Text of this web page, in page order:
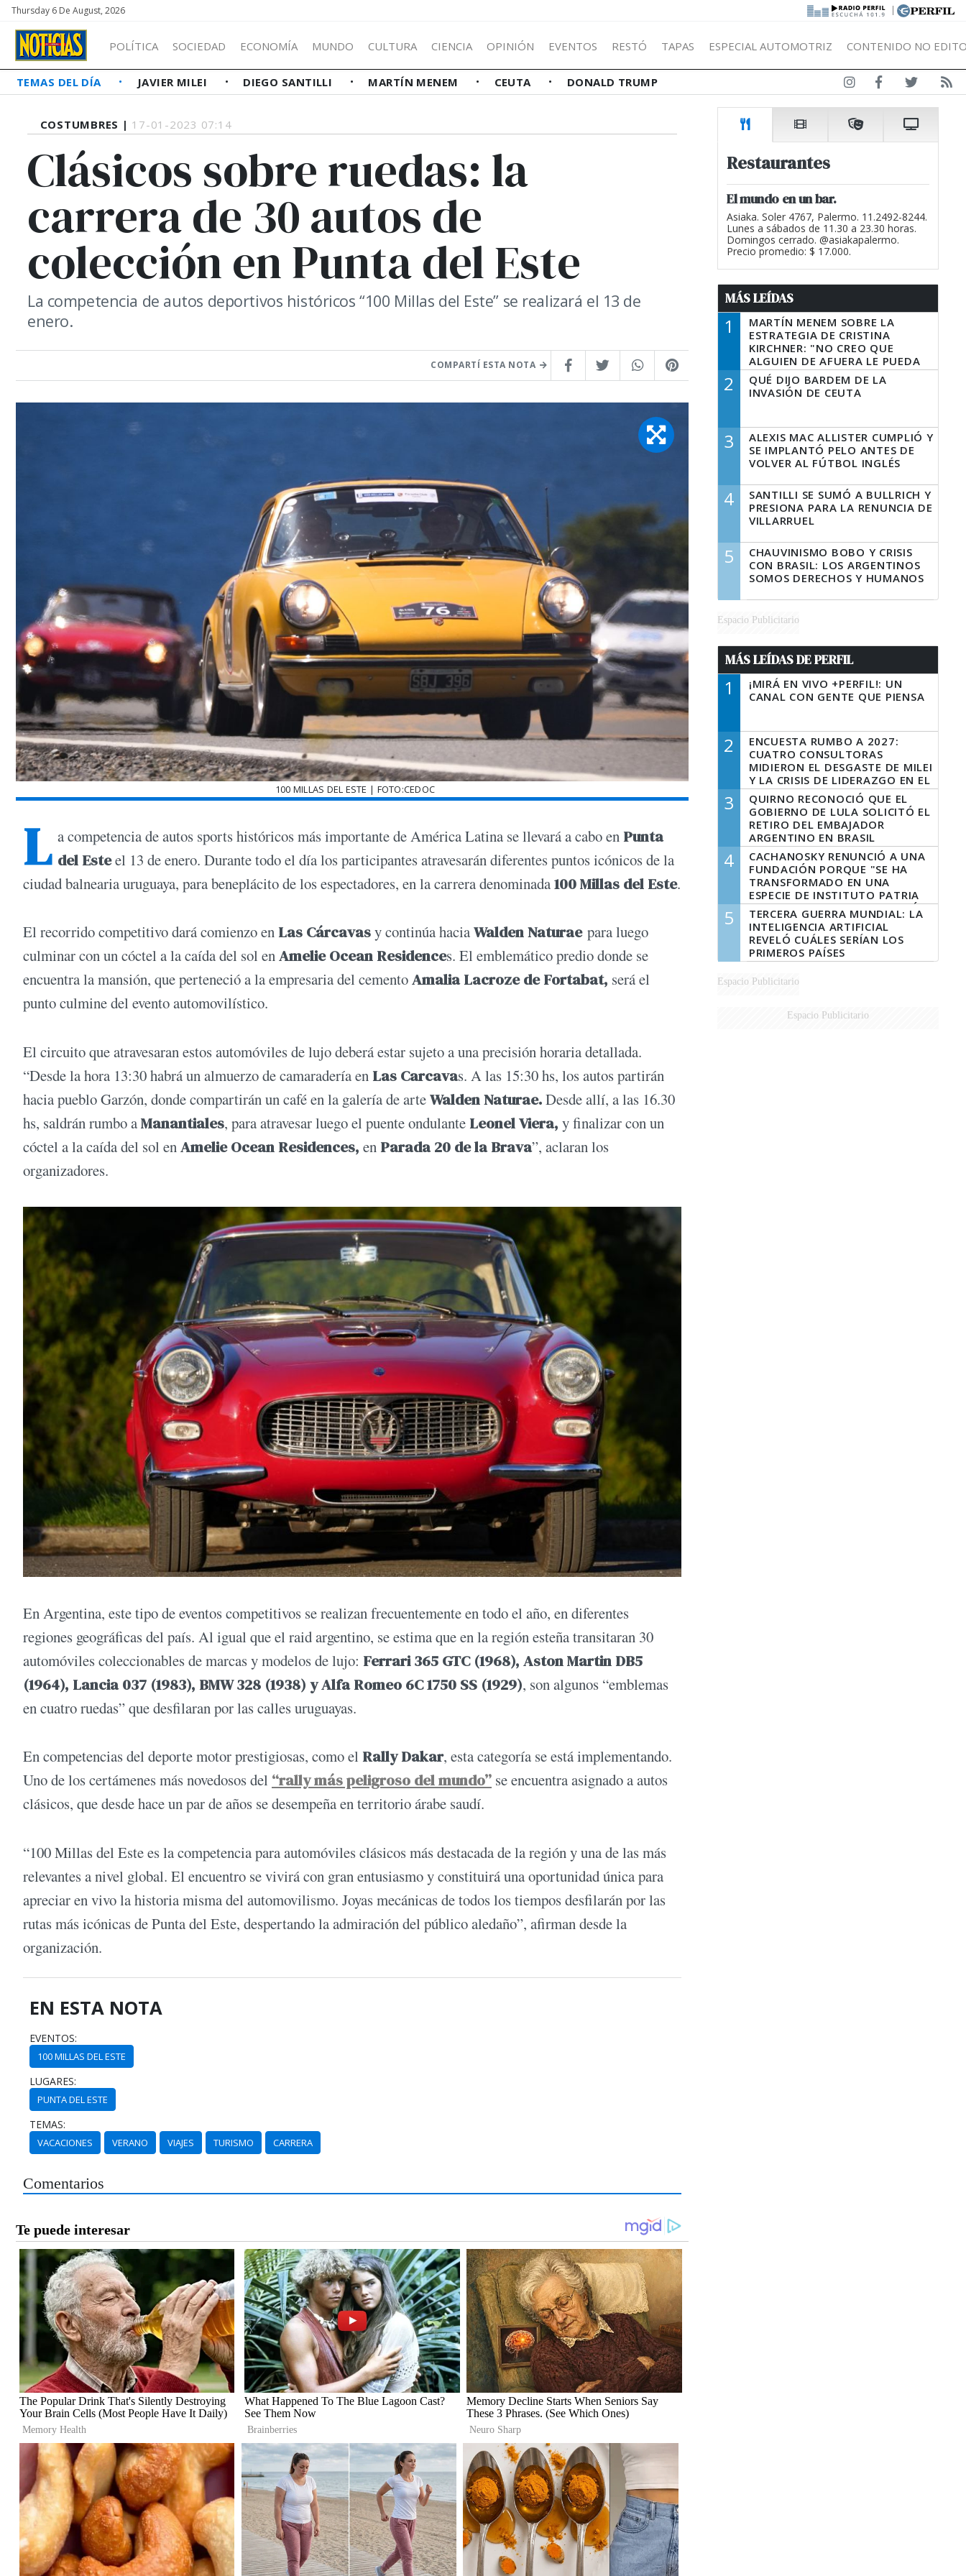
Thursday 6 De August, 2026 |
POLÍTICA SOCIEDAD ECONOMÍA MUNDO CULTURA CIENCIA OPINIÓN EVENTOS RESTÓ TAPAS ESPECIAL AUTOMOTRIZ CONTENIDO NO
TEMAS DEL DÍA JAVIER MILEI DIEGO SANTILLI MARTÍN MENEM CEUTA DONALD TRUMP
COSTUMBRES | 17-01-2023 07:14
Clásicos sobre ruedas: la
carrera de 30 autos de
colección en Punta del Este
La competencia de autos deportivos históricos “100 Millas del Este” se realizará el 13 de
enero.
COMPARTÍ ESTA NOTA
100 MILLAS DEL ESTE | FOTO:CEDOC
L a competencia de autos sports históricos más importante de América Latina se llevará a cabo en Punta
del Esteel 13 de enero. Durante todo el día los participantes atravesarán diferentes puntos icónicos de la
ciudad balnearia uruguaya, para beneplácito de los espectadores, en la carrera denominada100 Millas del Este.
El recorrido competitivo dará comienzo en Las Cárcavasy continúa haciaWalden Naturaepara luego
culminar con un cóctel a la caída del sol enAmelie Ocean Residences. El emblemático predio donde se
encuentra la mansión, que perteneció a la empresaria del cementoAmalia Lacroze de Fortabat, será el
punto culmine del evento automovilístico.
El circuito que atravesaran estos automóviles de lujo deberá estar sujeto a una precisión horaria detallada.
“Desde la hora 13:30 habrá un almuerzo de camaradería en Las Carcavas. A las 15:30 hs, los autos partirán
hacia pueblo Garzón, donde compartirán un café en la galería de arteWalden Naturae.Desde allí, a las 16.30
hs, saldrán rumbo aManantiales, para atravesar luego el puente ondulante Leonel Viera, y finalizar con un
cóctel a la caída del sol enAmelie Ocean Residences, en Parada 20 de la Brava”, aclaran los
organizadores.
En Argentina, este tipo de eventos competitivos se realizan frecuentemente en todo el año, en diferentes
regiones geográficas del país. Al igual que el raid argentino, se estima que en la región esteña transitaran 30
automóviles coleccionables de marcas y modelos de lujo: Ferrari 365 GTC (1968), Aston Martin DB5
(1964), Lancia 037 (1983), BMW 328 (1938) y Alfa Romeo 6C 1750 SS (1929), son algunos “emblemas
en cuatro ruedas” que desfilaran por las calles uruguayas.
En competencias del deporte motor prestigiosas, como el Rally Dakar, esta categoría se está implementando.
Uno de los certámenes más novedosos del “rally más peligroso del mundo” se encuentra asignado a autos
clásicos, que desde hace un par de años se desempeña en territorio árabe saudí.
“100 Millas del Este es la competencia para automóviles clásicos más destacada de la región y una de las más
relevantes a nivel global. El encuentro se vivirá con gran entusiasmo y constituirá una oportunidad única para
apreciar en vivo la historia misma del automovilismo. Joyas mecánicas de todos los tiempos desfilarán por las
rutas más icónicas de Punta del Este, despertando la admiración del público aledaño”, afirman desde la
organización.
EN ESTA NOTA
EVENTOS:
100 MILLAS DEL ESTE
LUGARES:
PUNTA DEL ESTE
TEMAS:
VACACIONES VERANO VIAJES TURISMO CARRERA
Comentarios
Restaurantes
El mundo en un bar.
Asiaka. Soler 4767, Palermo. 11.2492-8244.
Lunes a sábados de 11.30 a 23.30 horas.
Domingos cerrado. @asiakapalermo.
Precio promedio: $ 17.000.
MÁS LEÍDAS
1
MARTÍN MENEM SOBRE LA
ESTRATEGIA DE CRISTINA
KIRCHNER: "NO CREO QUE
ALGUIEN DE AFUERA LE PUEDA
DECIR A LA JUSTICIA LO QUE
TIENE QUE HACER"
2
QUÉ DIJO BARDEM DE LA
INVASIÓN DE CEUTA
3
ALEXIS MAC ALLISTER CUMPLIÓ Y
SE IMPLANTÓ PELO ANTES DE
VOLVER AL FÚTBOL INGLÉS
4
SANTILLI SE SUMÓ A BULLRICH Y
PRESIONA PARA LA RENUNCIA DE
VILLARRUEL
5
CHAUVINISMO BOBO Y CRISIS
CON BRASIL: LOS ARGENTINOS
SOMOS DERECHOS Y HUMANOS
Espacio Publicitario
MÁS LEÍDAS DE PERFIL
1
¡MIRÁ EN VIVO +PERFIL!: UN
CANAL CON GENTE QUE PIENSA
2
ENCUESTA RUMBO A 2027:
CUATRO CONSULTORAS
MIDIERON EL DESGASTE DE MILEI
Y LA CRISIS DE LIDERAZGO EN EL
PERONISMO
3
QUIRNO RECONOCIÓ QUE EL
GOBIERNO DE LULA SOLICITÓ EL
RETIRO DEL EMBAJADOR
ARGENTINO EN BRASIL
4
CACHANOSKY RENUNCIÓ A UNA
FUNDACIÓN PORQUE "SE HA
TRANSFORMADO EN UNA
ESPECIE DE INSTITUTO PATRIA
INCONDICIONAL DE LA GESTIÓN
DE MILEI"
5
TERCERA GUERRA MUNDIAL: LA
INTELIGENCIA ARTIFICIAL
REVELÓ CUÁLES SERÍAN LOS
PRIMEROS PAÍSES
LATINOAMERICANOS EN SER
DERROTADOS
Espacio Publicitario
Espacio Publicitario